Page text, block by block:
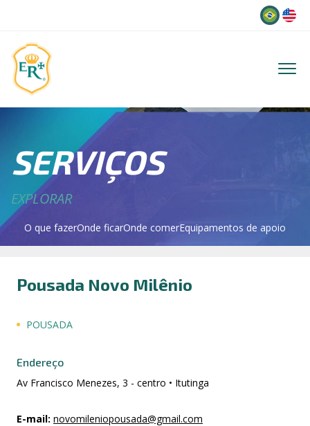
SERVIÇOS
EXPLORAR
O que fazerOnde ficarOnde comerEquipamentos de apoio
Pousada Novo Milênio
POUSADA
Endereço
Av Francisco Menezes, 3 - centro • Itutinga
E-mail: novomileniopousada@gmail.com